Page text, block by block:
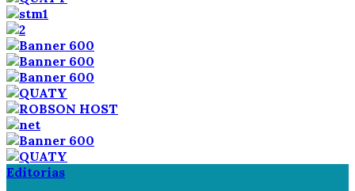
Editorias